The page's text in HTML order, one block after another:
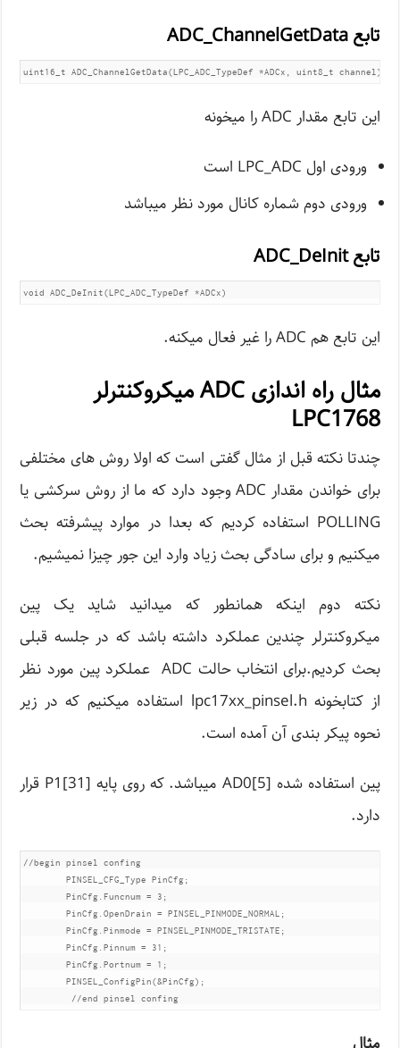
تابع ADC_ChannelGetData
uint16_t ADC_ChannelGetData(LPC_ADC_TypeDef *ADCx, uint8_t channel);
این تابع مقدار ADC را میخونه
ورودی اول LPC_ADC است
ورودی دوم شماره کانال مورد نظر میباشد
تابع ADC_DeInit
void ADC_DeInit(LPC_ADC_TypeDef *ADCx)
این تابع هم ADC را غیر فعال میکنه.
مثال راه اندازی ADC میکروکنترلر
LPC1768
چندتا نکته قبل از مثال گفتی است که اولا روش های مختلفی
برای خواندن مقدار ADC وجود دارد که ما از روش سرکشی یا
POLLING استفاده کردیم که بعدا در موارد پیشرفته بحث
میکنیم و برای سادگی بحث زیاد وارد این جور چیزا نمیشیم.
نکته دوم اینکه همانطور که میدانید شاید یک پین
میکروکنترلر چندین عملکرد داشته باشد که در جلسه قبلی
بحث کردیم.برای انتخاب حالت ADC عملکرد پین مورد نظر
از کتابخونه lpc17xx_pinsel.h استفاده میکنیم که در زیر
نحوه پیکر بندی آن آمده است.
پین استفاده شده AD0[5] میباشد. که روی پایه P1[31] قرار
دارد.
//begin pinsel confing
	PINSEL_CFG_Type PinCfg;
	PinCfg.Funcnum = 3;
	PinCfg.OpenDrain = PINSEL_PINMODE_NORMAL;
	PinCfg.Pinmode = PINSEL_PINMODE_TRISTATE;
	PinCfg.Pinnum = 31;
	PinCfg.Portnum = 1;
	PINSEL_ConfigPin(&PinCfg);
	 //end pinsel confing